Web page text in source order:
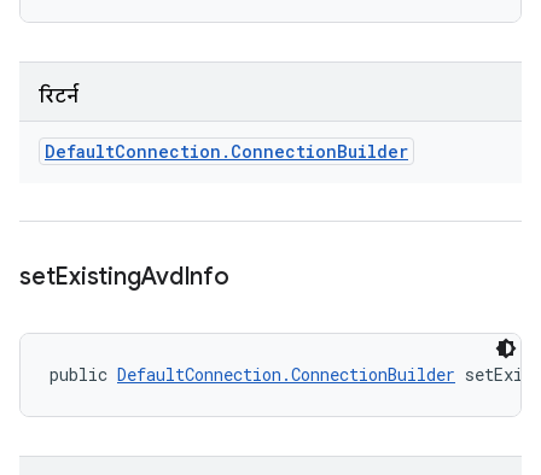
रिटर्न
DefaultConnection . ConnectionBuilder
setExistingAvdInfo
public DefaultConnection.ConnectionBuilder